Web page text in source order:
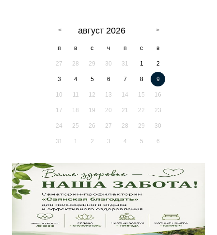
август 2026
п в с ч п с в
27 28 29 30 31 1 2
3 4 5 6 7 8 9
10 11 12 13 14 15 16
17 18 19 20 21 22 23
24 25 26 27 28 29 30
31 1 2 3 4 5 6